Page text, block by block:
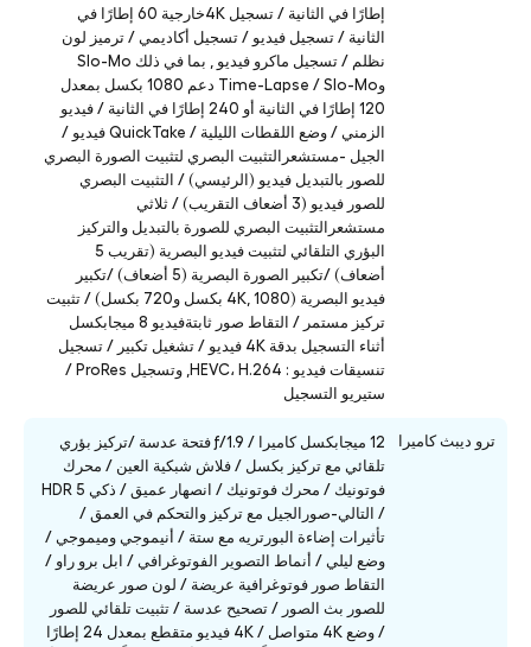
إطارًا في الثانية / تسجيل 4Kخارجية 60 إطارًا في
الثانية / تسجيل فيديو / تسجيل أكاديمي / ترميز لون
نظلم / تسجيل ماكرو فيديو , بما في ذلك Slo-Mo
وTime-Lapse / Slo-Mo دعم 1080 بكسل بمعدل
120 إطارًا في الثانية أو 240 إطارًا في الثانية / فيديو
الزمني / وضع اللقطات الليلية / QuickTake فيديو /
الجيل -مستشعرالتثبيت البصري لتثبيت الصورة البصري
للصور بالتبديل فيديو (الرئيسي) / التثبيت البصري
للصور فيديو (3 أضعاف التقريب) / ثلاثي
مستشعرالتثبيت البصري للصورة بالتبديل والتركيز
البؤري التلقائي لتثبيت فيديو البصرية (تقريب 5
أضعاف) /تكبير الصورة البصرية (5 أضعاف) /تكبير
فيديو البصرية (4K, 1080 بكسل و720 بكسل) / تثبيت
تركيز مستمر / التقاط صور ثابتةفيديو 8 ميجابكسل
أثناء التسجيل بدقة 4K فيديو / تشغيل تكبير / تسجيل
تنسيقات فيديو : HEVC، H.264, وتسجيل ProRes /
ستيريو التسجيل
ترو ديبث كاميرا
12 ميجابكسل كاميرا / ƒ/1.9 فتحة عدسة /تركيز بؤري
تلقائي مع تركيز بكسل / فلاش شبكية العين / محرك
فوتونيك / محرك فوتونيك / انصهار عميق / ذكي HDR 5
/ التالي-صورالجيل مع تركيز والتحكم في العمق /
تأثيرات إضاءة البورتريه مع ستة / أنيموجي وميموجي /
وضع ليلي / أنماط التصوير الفوتوغرافي / ابل برو راو /
التقاط صور فوتوغرافية عريضة / لون صور عريضة
للصور بث الصور / تصحيح عدسة / تثبيت تلقائي للصور
/ وضع 4K متواصل / 4K فيديو متقطع بمعدل 24 إطارًا